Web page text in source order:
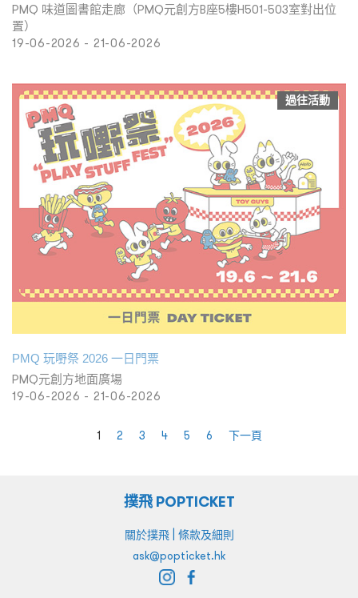
PMQ 味道圖書館走廊（PMQ元創方B座5樓H501-503室對出位
置）
19-06-2026 - 21-06-2026
過往活動
PMQ 玩嘢祭 2026 一日門票
PMQ元創方地面廣場
19-06-2026 - 21-06-2026
1 2 3 4 5 6 下一頁
撲飛 POPTICKET
關於撲飛| 條款及細則
ask@popticket.hk